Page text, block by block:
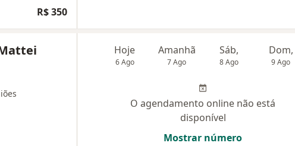
R$ 350
Hoje
6 Ago
Amanhã
7 Ago
Sáb,
8 Ago
Dom,
9 Ago
O agendamento online não está
disponível
Mostrar número